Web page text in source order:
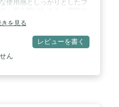
ため、快適なコミュニケー
なくかけられる、肌触りの
チタニウムを使用したバン
す。 / 【2 台の Bluetooth機
校や仕事で使うPC・タブレ
使用感としっかりとしたフ
ランニングやワークアウト
めます。 / 最大6時間連続
充実したリスニング体験を
最大駆動時間10日となり、
便利です。テレワーク、
きを見る
レビューを書く
ん